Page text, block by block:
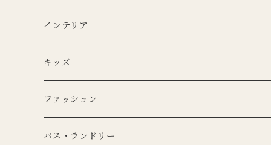
Lino e Lina
BERTOZZI
キッチンクロス
Lino e Lina
BERTOZZI
プレート
CARRON
3RD CERAMICS
ボウル
CARRON
KANEKO KOHYO POTTERY
マグカップ
CARRON
グラス
インテリア
ポータブルランプ
マイクロシリーズ
クラシックシリーズ
LEDキャンドル
LEDキャンドル
キャンドルホルダー
キッズ
ぬいぐるみ
ピロー
ファッション
トートバッグ
バス・ランドリー